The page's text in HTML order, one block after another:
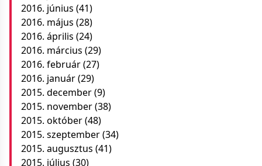
2016. június (41)
2016. május (28)
2016. április (24)
2016. március (29)
2016. február(27)
2016. január(29)
2015. december(9)
2015. november(38)
2015. október(48)
2015. szeptember(34)
2015. augusztus (41)
2015. július (30)